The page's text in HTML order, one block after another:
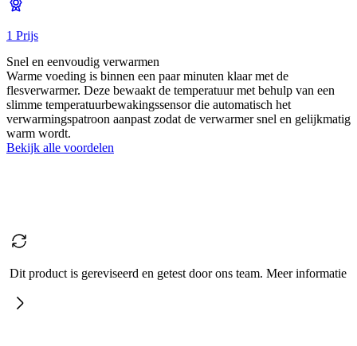
1 Prijs
Snel en eenvoudig verwarmen
Warme voeding is binnen een paar minuten klaar met de
flesverwarmer. Deze bewaakt de temperatuur met behulp van een
slimme temperatuurbewakingssensor die automatisch het
verwarmingspatroon aanpast zodat de verwarmer snel en gelijkmatig
warm wordt.
Bekijk alle voordelen
Dit product is gereviseerd en getest door ons team. Meer informatie